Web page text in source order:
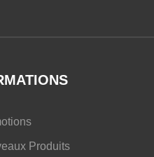
Produits